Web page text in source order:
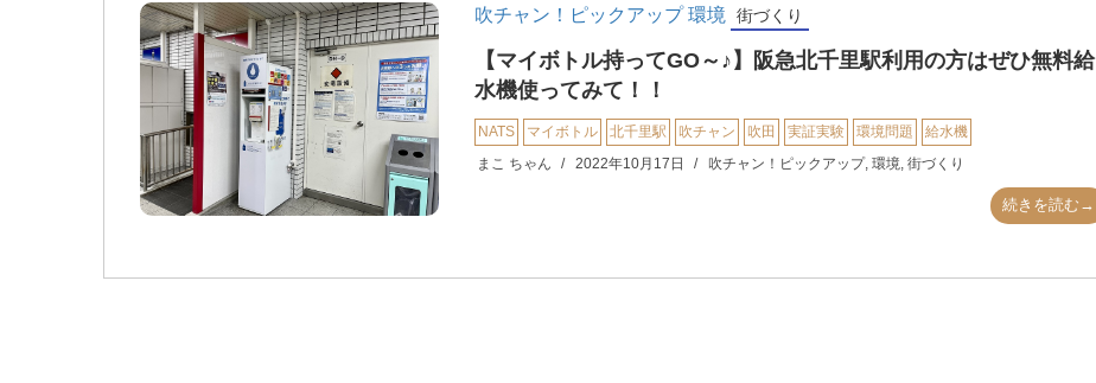
吹チャン！ピックアップ 環境 街づくり
【マイボトル持ってGO～♪】阪急北千里駅利用の方はぜひ無料給
水機使ってみて！！
NATS マイボトル 北千里駅 吹チャン 吹田 実証実験 環境問題
給水機
まこ ちゃん
2022年10月17日 吹チャン！ピックアップ, 環境, 街づくり
続きを読む→